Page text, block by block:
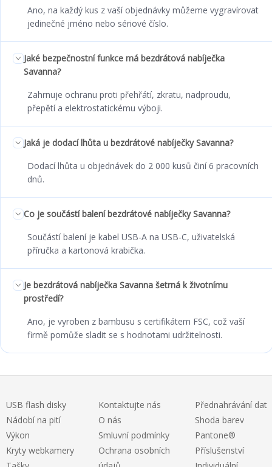
Ano, na každý kus z vaší objednávky můžeme vygravírovat
jedinečné jméno nebo sériové číslo.
Jaké bezpečnostní funkce má bezdrátová nabíječka
Savanna?
Zahrnuje ochranu proti přehřátí, zkratu, nadproudu,
přepětí a elektrostatickému výboji.
Jaká je dodací lhůta u bezdrátové nabíječky Savanna?
Dodací lhůta u objednávek do 2 000 kusů činí 6 pracovních
dnů.
Co je součástí balení bezdrátové nabíječky Savanna?
Součástí balení je kabel USB-A na USB-C, uživatelská
příručka a kartonová krabička.
Je bezdrátová nabíječka Savanna šetrná k životnímu
prostředí?
Ano, je vyroben z bambusu s certifikátem FSC, což vaší
firmě pomůže sladit se s hodnotami udržitelnosti.
USB flash disky
Nádobí na pití
Výkon
Kryty webkamery
Kontaktujte nás
O nás
Smluvní podmínky
Ochrana osobních
Přednahrávání dat
Shoda barev
Pantone®
Příslušenství